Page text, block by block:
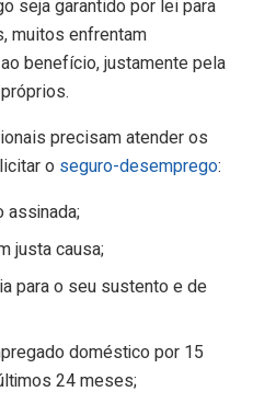
seja garantido por lei para
muitos enfrentam
benefício, justamente pela
precisam atender os
o seguro-desemprego:
assinada;
justa causa;
para o seu sustento e de
doméstico por 15
24 meses;